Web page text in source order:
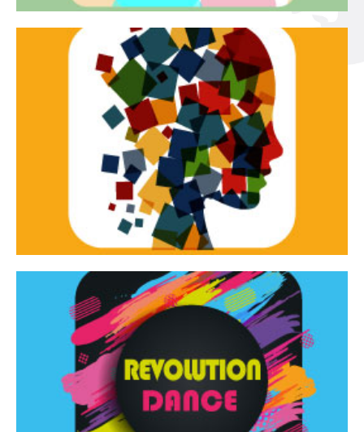
Tracce dinamiche
Tracce Dinamiche è una rassegna di teatro
d’innovazione e sperimentale.
Continua
Revolution Dance
Rassegna di danza contemporanea – I Edizione